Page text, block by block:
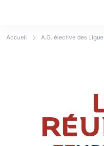
Accueil A.G. élective des